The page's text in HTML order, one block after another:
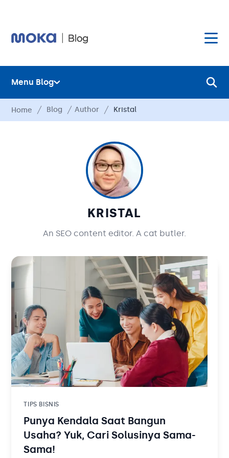
Layanan
Hardware
Hubungi Kami
Solusi Bisnis
Tambahan
Menu Blog
Layanan
Solusi Bisnis
Kategori Blog
Home Blog Author Kristal
KRISTAL
An SEO content editor. A cat butler.
TIPS BISNIS
Punya Kendala Saat Bangun
Usaha? Yuk, Cari Solusinya Sama-
Sama!